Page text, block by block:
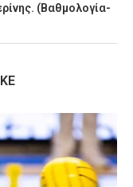
(Βαθμολογία-